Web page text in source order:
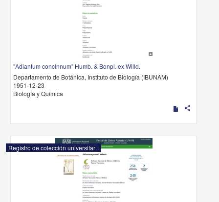
"Adiantum concinnum" Humb. & Bonpl. ex Willd.
Departamento de Botánica, Instituto de Biología (IBUNAM)
1951-12-23
Biología y Química
share
Registro de colección universitaria